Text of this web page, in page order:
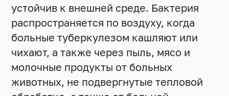
устойчив к внешней среде. Бактерия
распространяется по воздуху, когда
больные туберкулезом кашляют или
чихают, а также через пыль, мясо и
молочные продукты от больных
животных, не подвергнутые тепловой